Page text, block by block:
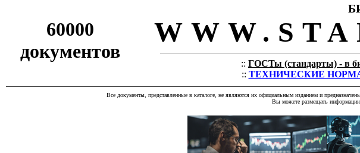
60000
документов
:: ГОСТы (стандарты) - в
:: ТЕХНИЧЕСКИЕ
Все документы, представленные в каталоге, не являются их официальным изданием и
Вы можете размещать информацию